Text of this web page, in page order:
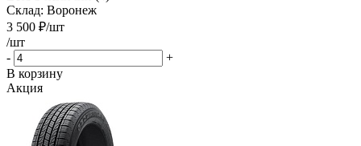
Склад: Воронеж
3 500 ₽/шт
/шт
-
+
В корзину
Акция